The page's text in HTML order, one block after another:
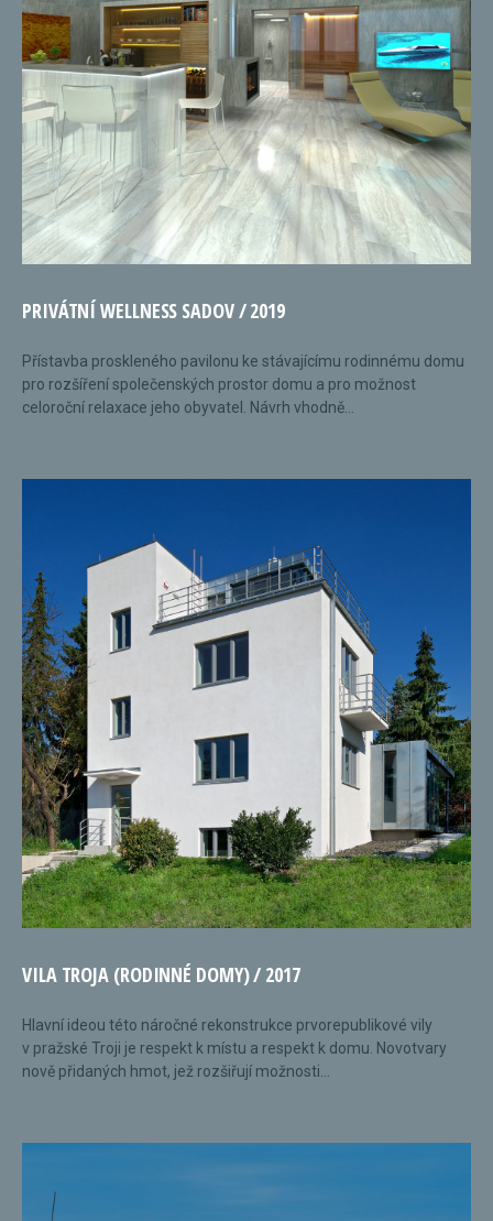
PRIVÁTNÍ WELLNESS SADOV / 2019
Přístavba proskleného pavilonu ke stávajícímu rodinnému domu
pro rozšíření společenských prostor domu a pro možnost
celoroční relaxace jeho obyvatel. Návrh vhodně...
VILA TROJA (RODINNÉ DOMY) / 2017
Hlavní ideou této náročné rekonstrukce prvorepublikové vily
v pražské Troji je respekt k místu a respekt k domu. Novotvary
nově přidaných hmot, jež rozšiřují možnosti...